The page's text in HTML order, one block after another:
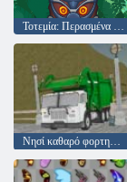
Νησί καθαρό φορτηγό σκουπίδια Sim